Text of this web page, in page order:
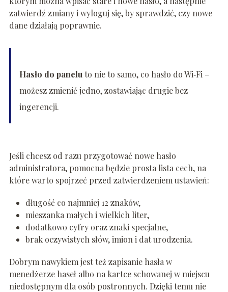
zatwierdź zmiany i wyloguj się, by sprawdzić, czy nowe
dane działają poprawnie.
Hasło do panelu to nie to samo, co hasło do Wi‑Fi –
możesz zmienić jedno, zostawiając drugie bez
ingerencji.
Jeśli chcesz od razu przygotować nowe hasło
administratora, pomocna będzie prosta lista cech, na
które warto spojrzeć przed zatwierdzeniem ustawień:
długość co najmniej 12 znaków,
mieszanka małych i wielkich liter,
dodatkowo cyfry oraz znaki specjalne,
brak oczywistych słów, imion i dat urodzenia.
Dobrym nawykiem jest też zapisanie hasła w
menedżerze haseł albo na kartce schowanej w miejscu
niedostępnym dla osób postronnych. Dzięki temu nie